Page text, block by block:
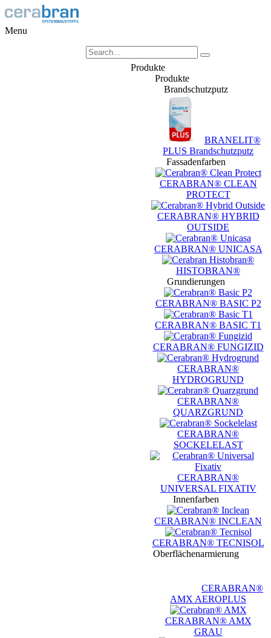
Menu
Produkte
Produkte
Brandschutzputz
BRANELIT®
PLUS Brandschutzputz
Fassadenfarben
CERABRAN® CLEAN
PROTECT
CERABRAN® HYBRID
OUTSIDE
CERABRAN® UNICASA
HISTOBRAN®
Grundierungen
CERABRAN® BASIC P2
CERABRAN® BASIC T1
CERABRAN® FUNGIZID
CERABRAN®
HYDROGRUND
CERABRAN®
QUARZGRUND
CERABRAN®
SOCKELELAST
CERABRAN®
UNIVERSAL FIXATIV
Innenfarben
CERABRAN® INCLEAN
CERABRAN® TECNISOL
Oberflächenarmierung
CERABRAN®
AMX AEROPLUS
CERABRAN® AMX
GRAU